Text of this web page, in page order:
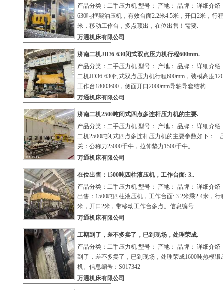
产品分类：二手压力机 型号： 产地： 品牌： 详细介绍
630吨框架油压机，有效台面2.2米4.5米，开口2米，行
米，移动工作台，多点顶出，在位出售！需要.
万通机床有限公司
济南二机JD36-630闭式双点压力机行程600mm.
产品分类：二手压力机 型号： 产地： 品牌： 详细介绍
二机JD36-630闭式双点压力机行程600mm，装模高度
工作台18003600，侧面开口2000mm导轴导套结构.
万通机床有限公司
济南二机2500吨闭式四点多连杆压力机的主要.
产品分类：二手压力机 型号： 产地： 品牌： 详细介绍
二机2500吨闭式四点多连杆压力机的主要参数如下： -
关：公称力25000千牛，拉伸垫力1500千牛。.
万通机床有限公司
在位出售：1500吨四柱液压机，工作台面: 3..
产品分类：二手压力机 型号： 产地： 品牌： 详细介绍
出售：1500吨四柱液压机，工作台面: 3.2米乘2.4米，行
米，开口2米，带移动工作台多点。信息编号.
万通机床有限公司
工期到了，差不多卖了，已到现场，处理荣成.
产品分类：二手压力机 型号： 产地： 品牌： 详细介绍
到了，差不多卖了，已到现场，处理荣成1600吨热模锻
机。信息编号：S017342
万通机床有限公司